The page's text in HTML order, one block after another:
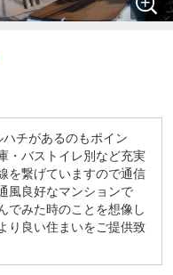
チがあるのもポイン
・バストイレ別など充実
を繋げていますので通信
風良好なマンションで
でみた時のことを想像し
り良い住まいをご提供致